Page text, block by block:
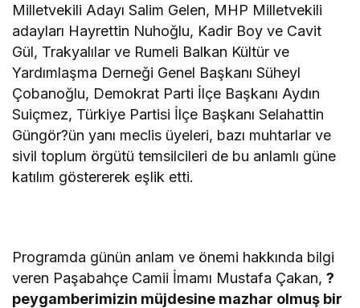
Milletvekili Adayı Salim Gelen, MHP Milletvekili
adayları Hayrettin Nuhoğlu, Kadir Boy ve Cavit
Gül, Trakyalılar ve Rumeli Balkan Kültür ve
Yardımlaşma Derneği Genel Başkanı Süheyl
Çobanoğlu, Demokrat Parti İlçe Başkanı Aydın
Suiçmez, Türkiye Partisi İlçe Başkanı Selahattin
Güngör?ün yanı meclis üyeleri, bazı muhtarlar ve
sivil toplum örgütü temsilcileri de bu anlamlı güne
katılım göstererek eşlik etti.
Programda günün anlam ve önemi hakkında bilgi
veren Paşabahçe Camii İmamı Mustafa Çakan,?
peygamberimizin müjdesine mazhar olmuş bir